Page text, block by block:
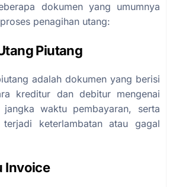
dokumen yang umumnya
penagihan utang:
Piutang
adalah dokumen yang berisi
kreditur dan debitur mengenai
jangka waktu pembayaran, serta
keterlambatan atau gagal
Invoice